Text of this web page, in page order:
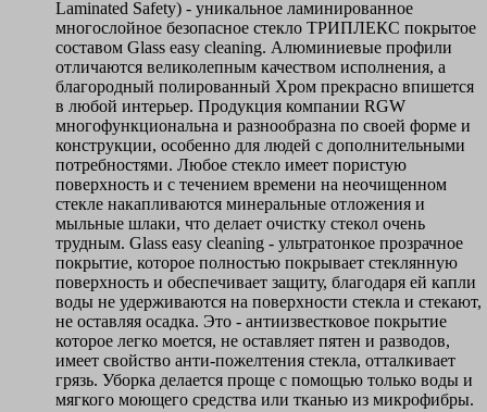
Laminated Safety) - уникальное ламинированное
многослойное безопасное стекло ТРИПЛЕКС покрытое
составом Glass easy cleaning. Алюминиевые профили
отличаются великолепным качеством исполнения, а
благородный полированный Хром прекрасно впишется
в любой интерьер. Продукция компании RGW
многофункциональна и разнообразна по своей форме и
конструкции, особенно для людей с дополнительными
потребностями. Любое стекло имеет пористую
поверхность и с течением времени на неочищенном
стекле накапливаются минеральные отложения и
мыльные шлаки, что делает очистку стекол очень
трудным. Glass easy cleaning - ультратонкое прозрачное
покрытие, которое полностью покрывает стеклянную
поверхность и обеспечивает защиту, благодаря ей капли
воды не удерживаются на поверхности стекла и стекают,
не оставляя осадка. Это - антиизвестковое покрытие
которое легко моется, не оставляет пятен и разводов,
имеет свойство анти-пожелтения стекла, отталкивает
грязь. Уборка делается проще с помощью только воды и
мягкого моющего средства или тканью из микрофибры.